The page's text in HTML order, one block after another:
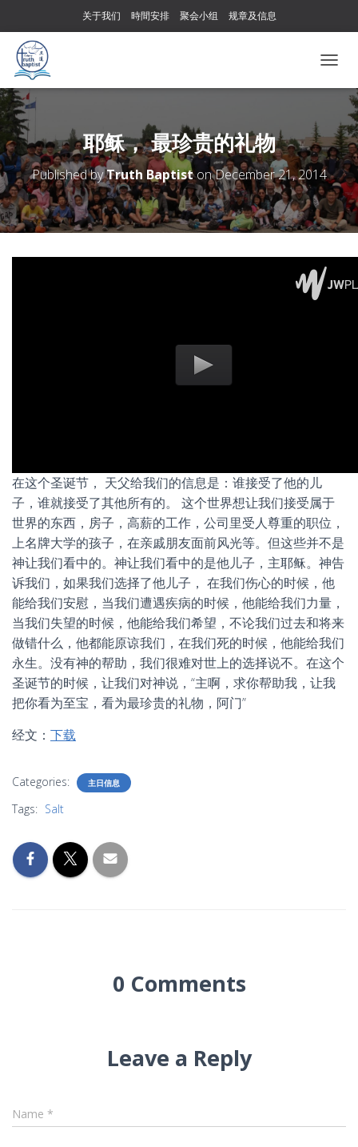
关于我们 時間安排 聚会小组 规章及信息
O
E
N
A
V
I
G
T
O
耶稣， 最珍贵的礼物
Published byTruth BaptistonDecember 21, 2014
在这个圣诞节， 天父给我们的信息是：谁接受了他的儿
子，谁就接受了其他所有的。 这个世界想让我们接受属于
世界的东西，房子，高薪的工作，公司里受人尊重的职位，
上名牌大学的孩子，在亲戚朋友面前风光等。但这些并不是
神让我们看中的。神让我们看中的是他儿子，主耶稣。神告
诉我们，如果我们选择了他儿子， 在我们伤心的时候，他
能给我们安慰，当我们遭遇疾病的时候，他能给我们力量，
当我们失望的时候，他能给我们希望，不论我们过去和将来
做错什么，他都能原谅我们，在我们死的时候，他能给我们
永生。没有神的帮助，我们很难对世上的选择说不。在这个
圣诞节的时候，让我们对神说，“主啊，求你帮助我，让我
把你看为至宝，看为最珍贵的礼物，阿门”
经文： 下载
Categories: 主日信息
Tags: Salt
0 Comments
Leave a Reply
Name *